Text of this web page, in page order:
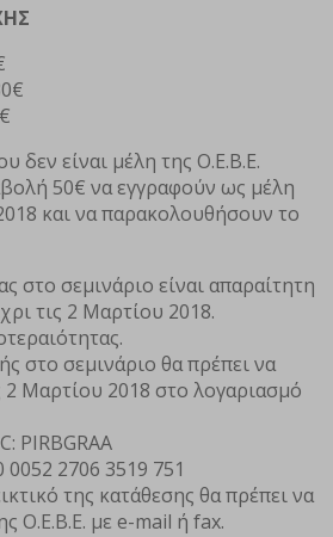
δεν είναι μέλη της Ο.Ε.Β.Ε.
50€ να εγγραφούν ως μέλη
και να παρακολουθήσουν το
στο σεμινάριο είναι απαραίτητη
τις 2 Μαρτίου 2018.
στο σεμινάριο θα πρέπει να
2 Μαρτίου 2018 στο λογαριασμό
PIRBGRAA
0052 2706 3519 751
της κατάθεσης θα πρέπει να
Ο.Ε.Β.Ε. με e-mail ή fax.